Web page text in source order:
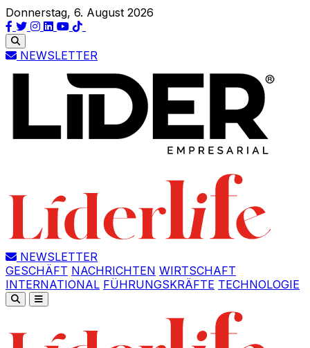
Donnerstag, 6. August 2026
NEWSLETTER
NEWSLETTER
GESCHÄFT NACHRICHTEN WIRTSCHAFT
INTERNATIONAL FÜHRUNGSKRÄFTE TECHNOLOGIE